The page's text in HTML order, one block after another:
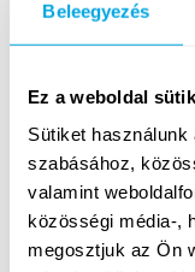
Beleegyezés
Ez a weboldal
Sütiket
szabásához,
valamint
közösségi média-,
megosztjuk az Ön
illetve
érdeklődő
Idén érkezett
technológia
gyermekek
rajzok,
zenekara – ilyen
Andrássy